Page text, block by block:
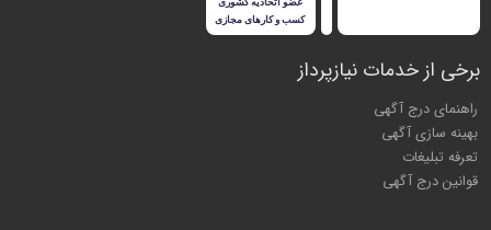
برخی از خدمات نیازپرداز
راهنمای درج آگهی
بهینه سازی آگهی
تعرفه تبلیغات
قوانین درج آگهی